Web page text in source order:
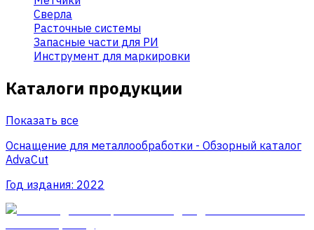
Сверла
Расточные системы
Запасные части для РИ
Инструмент для маркировки
Каталоги продукции
Показать все
Оснащение для металлообработки - Обзорный каталог
AdvaCut
Год издания: 2022